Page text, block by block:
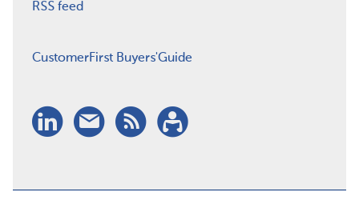
RSS feed
CustomerFirst Buyers'Guide
LinkedIn
Nieuwsbrief
RSSAbonneren